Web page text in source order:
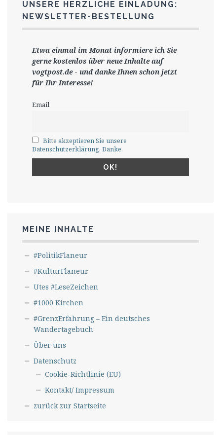
UNSERE HERZLICHE EINLADUNG:
NEWSLETTER-BESTELLUNG
Etwa einmal im Monat informiere ich Sie
gernekostenlos über neue Inhalte auf
vogtpost.de- und danke Ihnen schon jetzt
für Ihr Interesse!
Email
Bitte akzeptieren Sie unsere
Datenschutzerklärung. Danke.
MEINE INHALTE
#PolitikFlaneur
#KulturFlaneur
Utes #LeseZeichen
#1000 Kirchen
#GrenzErfahrung – Ein deutsches
Wandertagebuch
Über uns
Datenschutz
Cookie-Richtlinie (EU)
Kontakt/ Impressum
zurück zur Startseite